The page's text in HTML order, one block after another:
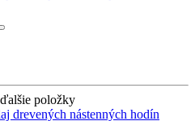
položky